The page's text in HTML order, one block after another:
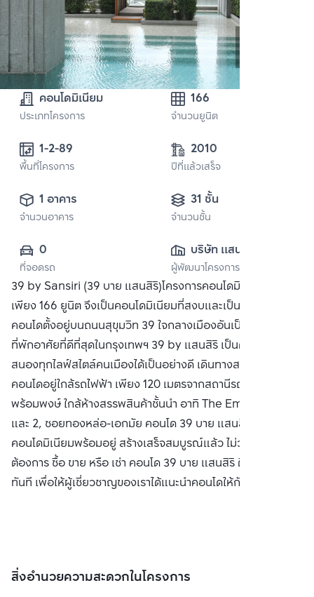
คอนโดมิเนียม
ประเภทโครงการ
166
จำนวนยูนิต
พื้นที่โครงการ
2010
ปีที่แล้วเสร็จ
1 อาคาร
จำนวนอาคาร
31 ชั้น
จำนวนชั้น
0
ที่จอดรถ
บริษัท แสนสิริ
จำกัด (มหาชน)
ผู้พัฒนาโครงการ
39 by Sansiri (39 บาย แสนสิริ)โครงการคอนโดมิเนียมจำนวน
เพียง 166 ยูนิต จึงเป็นคอนโดมิเนียมที่สงบและเป็นส่วนตัวสุงสุด
คอนโดตั้งอยู่บนถนนสุขุมวิท 39 ใจกลางเมืองอันเป็นแหล่งรวม
ที่พักอาศัยที่ดีที่สุดในกรุงเทพฯ 39 by แสนสิริ เป็นคอนโดที่ตอบ
สนองทุกไลฟ์สไตล์คนเมืองได้เป็นอย่างดี เดินทางสะดวกสบาย
คอนโดอยู่ใกล้รถไฟฟ้า เพียง 120 เมตรจากสถานีรถไฟฟ้า BTS
พร้อมพงษ์ ใกล้ห้างสรรพสินค้าชั้นนำ อาทิ The Emporium 1
และ 2, ซอยทองหล่อ-เอกมัย คอนโด 39 บาย แสนสิริ เป็น
คอนโดมิเนียมพร้อมอยู่ สร้างเสร็จสมบูรณ์แล้ว ไม่ว่าคุณ
ต้องการ ซื้อ ขาย หรือ เช่า คอนโด 39 บาย แสนสิริ ติดต่อหาเราได้
ทันที เพื่อให้ผู้เชี่ยวชาญของเราได้แนะนำคอนโดให้กับท่าน
สิ่งอำนวยความสะดวกในโครงการ